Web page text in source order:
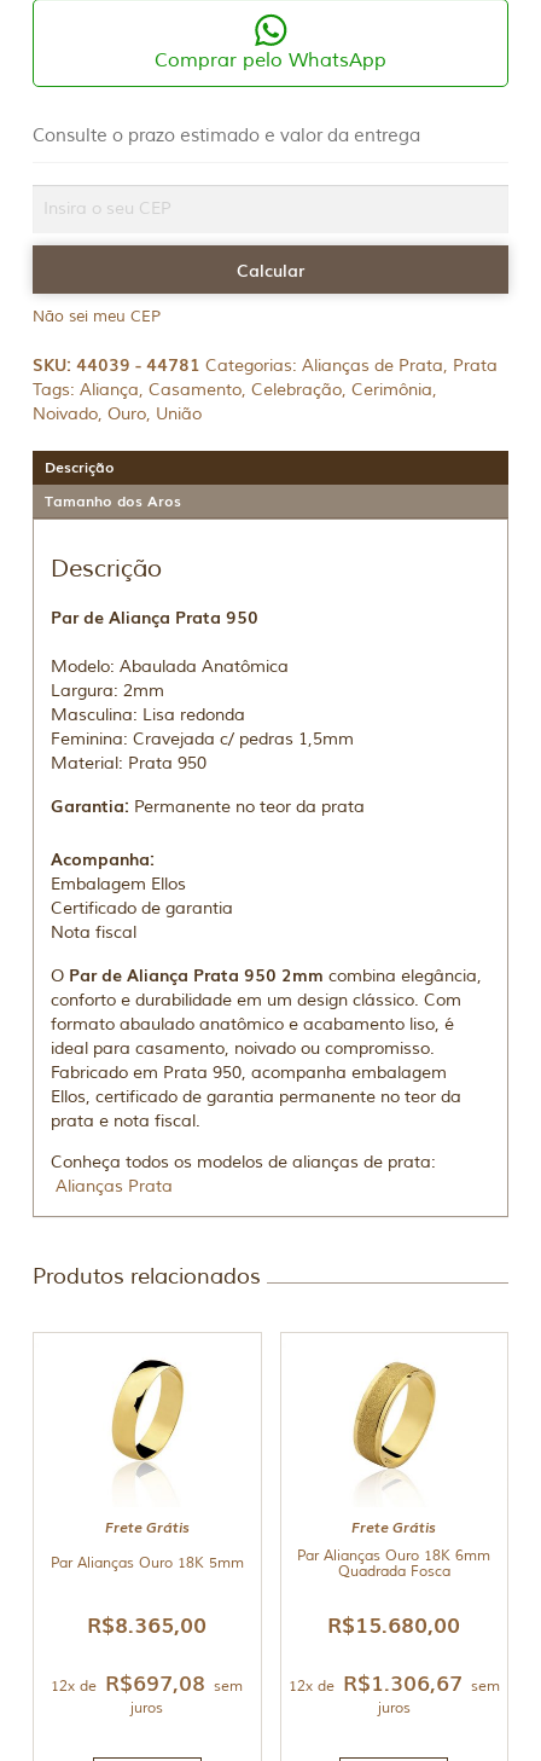
2mm
Comprar pelo WhatsApp
Consulte o prazo estimado e valor da entrega
Não sei meu CEP
SKU:44039 - 44781 Categorias:Alianças de Prata, Prata
Tags:Aliança,Casamento,Celebração,Cerimônia,
Noivado,Ouro, União
Descrição
Tamanho dos Aros
Descrição
Par de Aliança Prata 950
Modelo: Abaulada Anatômica
Largura: 2mm
Masculina: Lisa redonda
Feminina: Cravejada c/ pedras 1,5mm
Material: Prata 950
Garantia: Permanente no teor da prata
Acompanha:
Embalagem Ellos
Certificado de garantia
Nota fiscal
O Par de Aliança Prata 950 2mm combina elegância,
conforto e durabilidade em um design clássico. Com
formato abaulado anatômico e acabamento liso, é
ideal para casamento, noivado ou compromisso.
Fabricado em Prata 950, acompanha embalagem
Ellos, certificado de garantia permanente no teor da
prata e nota fiscal.
Conheça todos os modelos de alianças de prata:
Alianças Prata
Produtos relacionados
Frete Grátis
Par Alianças Ouro 18K 5mm
R$8.365,00
12x de R$697,08 sem
juros
Frete Grátis
Par Alianças Ouro 18K 6mm
Quadrada Fosca
R$15.680,00
12x de R$1.306,67 sem
juros